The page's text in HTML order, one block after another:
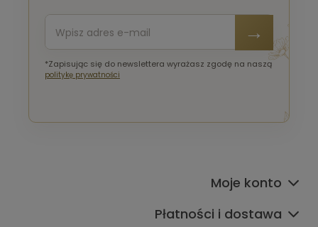
*Zapisując się do newslettera wyrażasz zgodę na naszą
politykę prywatności
Moje konto
Płatności i dostawa